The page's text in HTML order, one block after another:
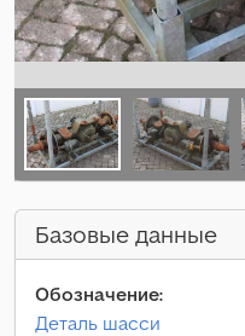
Базовые данные
Обозначение:
Деталь шасси